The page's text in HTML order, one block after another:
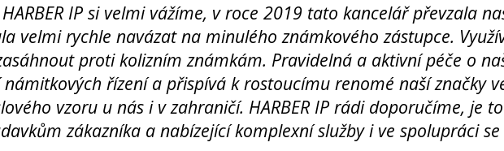
IP si velmi vážíme, v roce 2019 tato kancelář převzala
velmi rychle navázat na minulého známkového zástupce.
proti kolizním známkám. Pravidelná a aktivní péče o
námitkových řízení a přispívá k rostoucímu renomé naší značky
vzoru u nás i v zahraničí. HARBER IP rádi doporučíme, je
zákazníka a nabízející komplexní služby i ve spolupráci